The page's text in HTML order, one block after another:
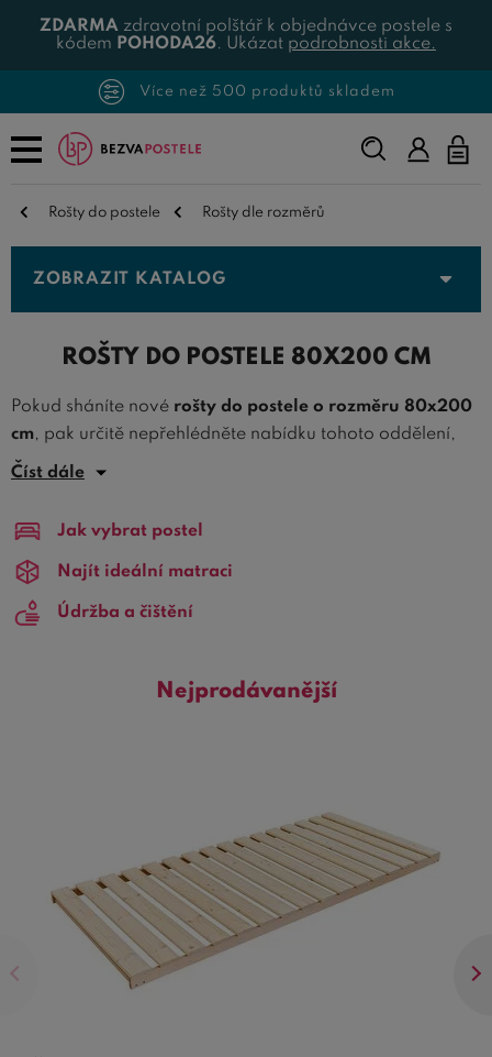
ZDARMA zdravotní polštář k objednávce postele s
kódem POHODA26. Ukázat podrobnosti akce.
Více než 500 produktů skladem
Napište,
co
Rošty do postele Rošty dle rozměrů
ZOBRAZIT KATALOG
ROŠTY DO POSTELE 80X200 CM
Pokud sháníte nové rošty do postele o rozměru 80x200
cm, pak určitě nepřehlédněte nabídku tohoto oddělení,
kde nabízíme
dvoulůžka
o rozměru
rošty do postele o rozměru 80x200 cm, v nabídce na
Bezvapostele.cz
Číst dále
Jak vybrat postel
Najít ideální matraci
Údržba a čištění
Nejprodávanější